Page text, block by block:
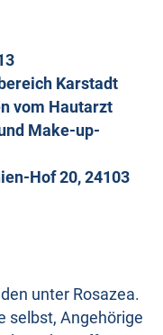
Karstadt
vom Hautarzt
Make-up-
Hof 20, 24103
unter Rosazea.
selbst, Angehörige